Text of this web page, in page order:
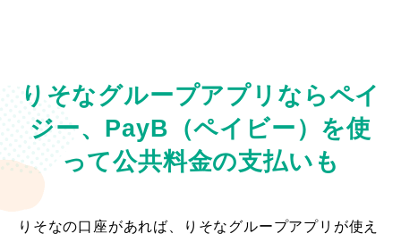
りそなグループアプリならペイ
ジー、PayB（ペイビー）を使
って公共料金の支払いも
りそなの口座があれば、りそなグループアプリが使え